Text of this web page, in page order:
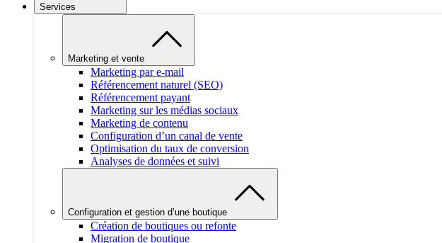
Services
Marketing et vente
Marketing par e-mail
Référencement naturel (SEO)
Référencement payant
Marketing sur les médias sociaux
Marketing de contenu
Configuration d’un canal de vente
Optimisation du taux de conversion
Analyses de données et suivi
Configuration et gestion d’une boutique
Création de boutiques ou refonte
Migration de boutique